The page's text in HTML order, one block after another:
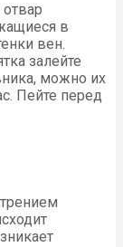
в
вен.
залейте
можно их
Пейте перед